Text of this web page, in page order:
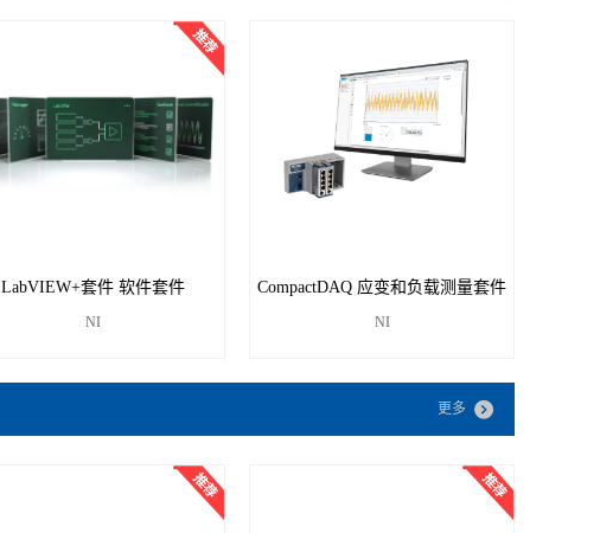
LabVIEW+套件 软件套件
NI
CompactDAQ 应变和负载测量套件
NI
更多